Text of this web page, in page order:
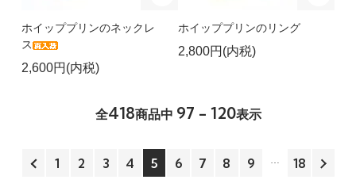
ホイッププリンのネックレ
ス
2,600円(内税)
ホイッププリンのリング
2,800円(内税)
全418商品中 97 - 120表示
1 2 3 4 5 6 7 8 9 18